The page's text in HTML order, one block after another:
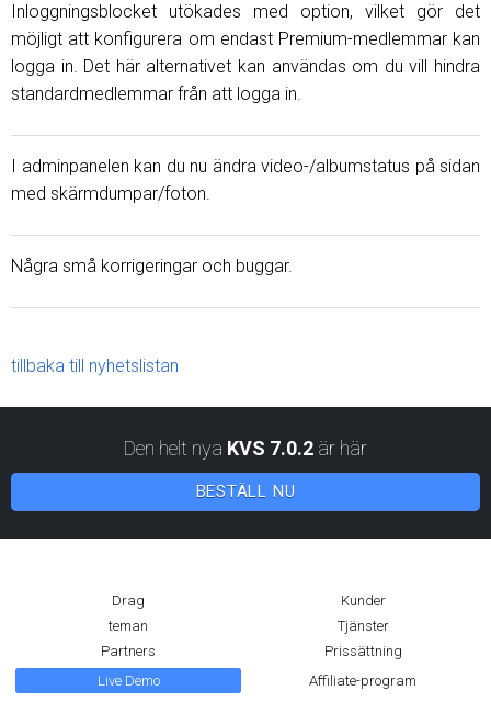
Inloggningsblocket utökades med option, vilket gör det
möjligt att konfigurera om endast Premium-medlemmar kan
logga in. Det här alternativet kan användas om du vill hindra
standardmedlemmar från att logga in.
I adminpanelen kan du nu ändra video-/albumstatus på sidan
med skärmdumpar/foton.
Några små korrigeringar och buggar.
tillbaka till nyhetslistan
Den helt nya KVS 7.0.2 är här
BESTÄLL NU
Drag
Kunder
teman
Tjänster
Partners
Prissättning
Live Demo
Affiliate-program